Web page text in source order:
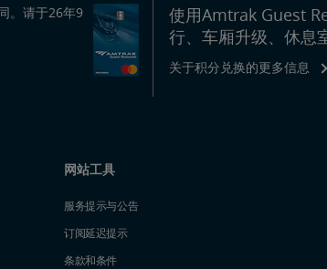
。请于26年9
使用Amtrak Guest
行、车厢升级、休息
关于积分兑换的更多信息
网站工具
服务提示与公告
订阅延迟提示
条款和条件